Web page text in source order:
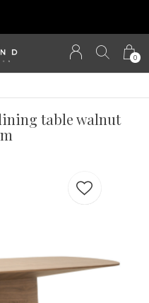
0
table walnut